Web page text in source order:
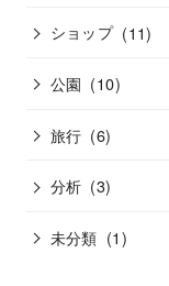
ショップ (11)
公園 (10)
旅行 (6)
分析 (3)
未分類 (1)